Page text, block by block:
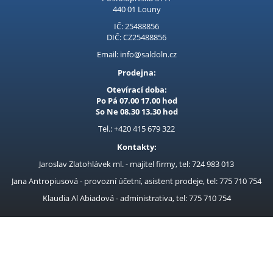
Prodejna LOUNY - nezařazené
Pracovní oděvy
bezuhlíkovému motoru a
nastavitelnému přepínači
otáček (2200/3200/4200
ot./min) umožňuje
efektivní řezání s vy
440 01 Louny
IČ: 25488856
DIČ: CZ25488856
Email: info@saldoln.cz
Prodejna:
Otevírací doba:
Po Pá 07.00 17.00 hod
So Ne 08.30 13.30 hod
Tel.: +420 415 679 322
Kontakty:
Jaroslav Zlatohlávek ml. - majitel firmy, tel: 724 983 013
Jana Antropiusová - provozní účetní, asistent prodeje, tel: 775 710 754
Klaudia Al Abiadová - administrativa, tel: 775 710 754